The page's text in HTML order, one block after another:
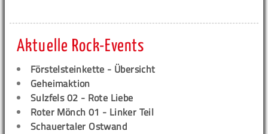
Aktuelle Rock-Events
Förstelsteinkette - Übersicht
Geheimaktion
Sulzfels 02 - Rote Liebe
Roter Mönch 01 - Linker Teil
Schauertaler Ostwand